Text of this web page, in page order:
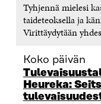
Tyhjennä mielesi
taideteoksella ja
Virittäydytään
Koko päivän
Heureka: